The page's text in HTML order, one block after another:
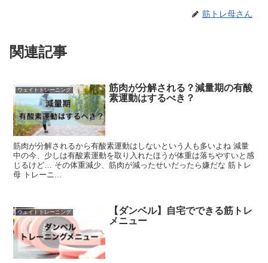
筋トレ母さん
関連記事
ウェイトトレーニング
筋肉が分解される？減量期の有酸
素運動はするべき？
筋肉が分解されるから有酸素運動はしないという人も多いよね 減量
中の今、少しは有酸素運動を取り入れたほうが体重は落ちやすいと感
じるけど… その体重減少、筋肉が減ったせいだったら嫌だな 筋トレ
母 トレーニ...
ウェイトトレーニング
【ダンベル】自宅でできる筋トレ
メニュー